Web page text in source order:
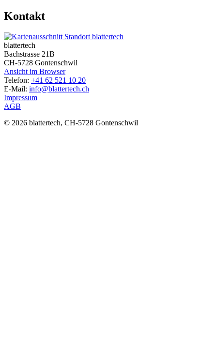
Kontakt
blattertech
Bachstrasse 21B
CH-5728 Gontenschwil
Ansicht im Browser
Telefon: +41 62 521 10 20
E-Mail: info@blattertech.ch
Impressum
AGB
© 2026 blattertech, CH-5728 Gontenschwil